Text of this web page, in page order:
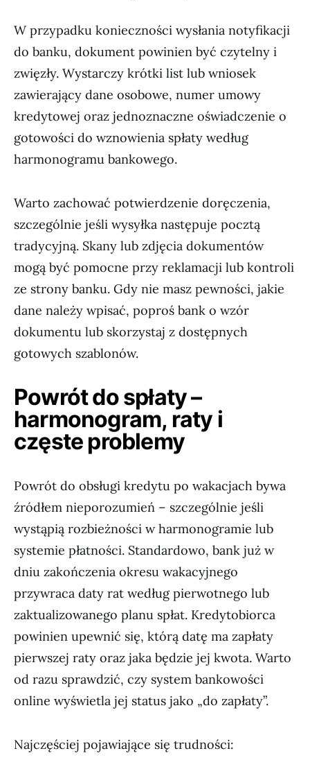
W przypadku konieczności wysłania notyfikacji
do banku, dokument powinien być czytelny i
zwięzły. Wystarczy krótki list lub wniosek
zawierający dane osobowe, numer umowy
kredytowej oraz jednoznaczne oświadczenie o
gotowości do wznowienia spłaty według
harmonogramu bankowego.
Warto zachować potwierdzenie doręczenia,
szczególnie jeśli wysyłka następuje pocztą
tradycyjną. Skany lub zdjęcia dokumentów
mogą być pomocne przy reklamacji lub kontroli
ze strony banku. Gdy nie masz pewności, jakie
dane należy wpisać, poproś bank o wzór
dokumentu lub skorzystaj z dostępnych
gotowych szablonów.
Powrót do spłaty –
harmonogram, raty i
częste problemy
Powrót do obsługi kredytu po wakacjach bywa
źródłem nieporozumień – szczególnie jeśli
wystąpią rozbieżności w harmonogramie lub
systemie płatności. Standardowo, bank już w
dniu zakończenia okresu wakacyjnego
przywraca daty rat według pierwotnego lub
zaktualizowanego planu spłat. Kredytobiorca
powinien upewnić się, którą datę ma zapłaty
pierwszej raty oraz jaka będzie jej kwota. Warto
od razu sprawdzić, czy system bankowości
online wyświetla jej status jako „do zapłaty”.
Najczęściej pojawiające się trudności: